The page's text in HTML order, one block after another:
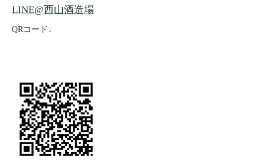
LINE@西山酒造場
QRコード↓